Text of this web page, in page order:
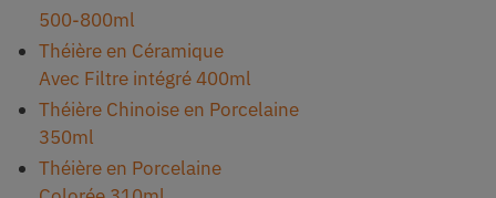
500-800ml
Théière en Céramique
Avec Filtre intégré 400ml
Théière Chinoise en Porcelaine
350ml
Théière en Porcelaine